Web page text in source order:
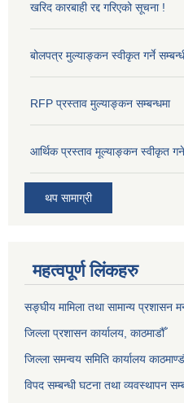
खरिद कारबाही रद्द गरिएको सूचना !
बोलपत्र मुल्याङ्कन स्वीकृत गर्ने
RFP प्रस्ताव मुल्याङ्कन सम्बन्धमा
आर्थिक प्रस्ताव मूल्याङ्कन स्वीकृत
थप सामाग्री
महत्वपूर्ण लिंकहरु
सङ्‍घीय मामिला तथा सामान्य प्रशासन
जिल्ला प्रशासन कार्यालय, काठमाडौँ
जिल्ला समन्वय समिति कार्यालय
विपद सम्बन्धी घटना तथा व्यवस्थापन